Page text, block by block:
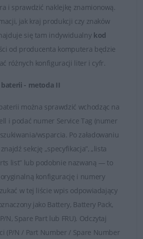
porady. Na przesłane
rzetelnie i bez zbędnej zwłoki.
jest dla nas najważniejsza.
DELL
i sprawdzić naklejkę znamionową.
jak kraj produkcji czy znaków
się tam indywidualny kod
od producenta komputera będzie
różnych konfiguracji liter i cyfr.
- metoda II
można sprawdzić wchodząc na
i podać numer Service Tag (numer
wsparcia. Po załadowaniu
sekcję „specyfikacja”, „lista
list” lub podobnie nazwaną — to
konfigurację i numery
w tej liście wpis odpowiadający
jako Battery, Battery Pack,
N, Spare Part lub FRU). Odczytaj
(P/N / Part Number / Spare Number